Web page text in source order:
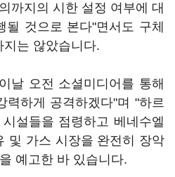
까지의 시한 설정 여부에 대
것으로 본다"면서도 구체
는 않았습니다.
날 오전 소셜미디어를 통해
력하게 공격하겠다"며 "하르
설들을 점령하고 베네수엘
및 가스 시장을 완전히 장악
예고한 바 있습니다.